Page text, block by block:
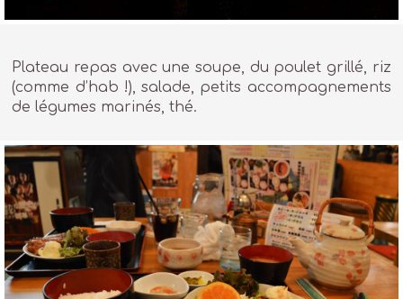
Plateau repas avec une soupe, du poulet grillé, riz
(comme d’hab !), salade, petits accompagnements
de légumes marinés, thé.